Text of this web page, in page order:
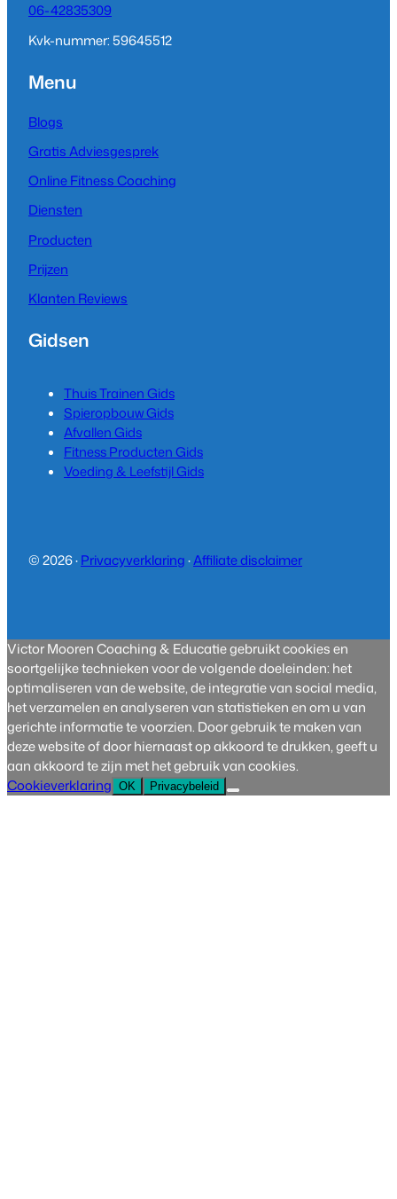
06-42835309
Kvk-nummer: 59645512
Menu
Blogs
Gratis Adviesgesprek
Online Fitness Coaching
Diensten
Producten
Prijzen
Klanten Reviews
Gidsen
Thuis Trainen Gids
Spieropbouw Gids
Afvallen Gids
Fitness Producten Gids
Voeding & Leefstijl Gids
© 2026 ·Privacyverklaring·Affiliate disclaimer
Victor Mooren Coaching & Educatie gebruikt cookies en
soortgelijke technieken voor de volgende doeleinden: het
optimaliseren van de website, de integratie van social media,
het verzamelen en analyseren van statistieken en om u van
gerichte informatie te voorzien. Door gebruik te maken van
deze website of door hiernaast op akkoord te drukken, geeft u
aan akkoord te zijn met het gebruik van cookies.
Cookieverklaring OK Privacybeleid